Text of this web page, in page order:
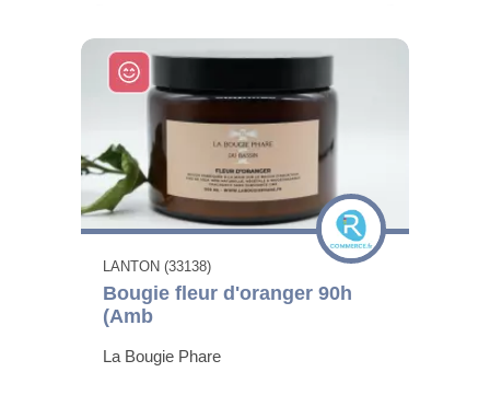
LANTON (33138)
Bougie fleur d'oranger 90h
(Amb
La Bougie Phare